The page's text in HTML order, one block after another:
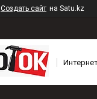
Создать сайт на Satu.kz